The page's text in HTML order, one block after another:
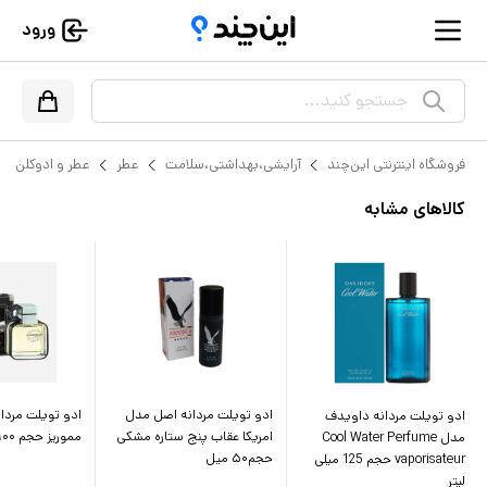
ورود
جستجو کنید...
فروشگاه اینترنتی این‌چند آرایشی،بهداشتی،سلامت عطر عطر و ادوکلن
کالاهای مشابه
ادو تویلت مردانه داویدف
مدل Cool Water Perfume
vaporisateur حجم 125 میلی
لیتر
ادو تویلت مردانه اصل مدل
امریکا عقاب پنج ستاره مشکی
حجم۵۰ میل
ادو تویلت
مموریز حجم ۱۰۰ میل